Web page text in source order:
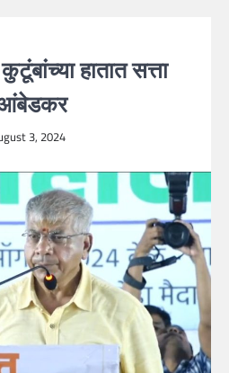
हातात सत्ता
3, 2024